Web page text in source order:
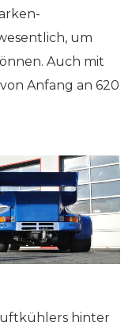
um
Auch mit
Anfang an 620
hinter